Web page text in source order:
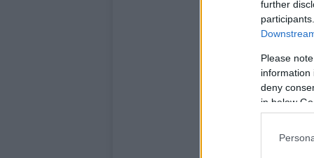
further
Please
information
deny
in below